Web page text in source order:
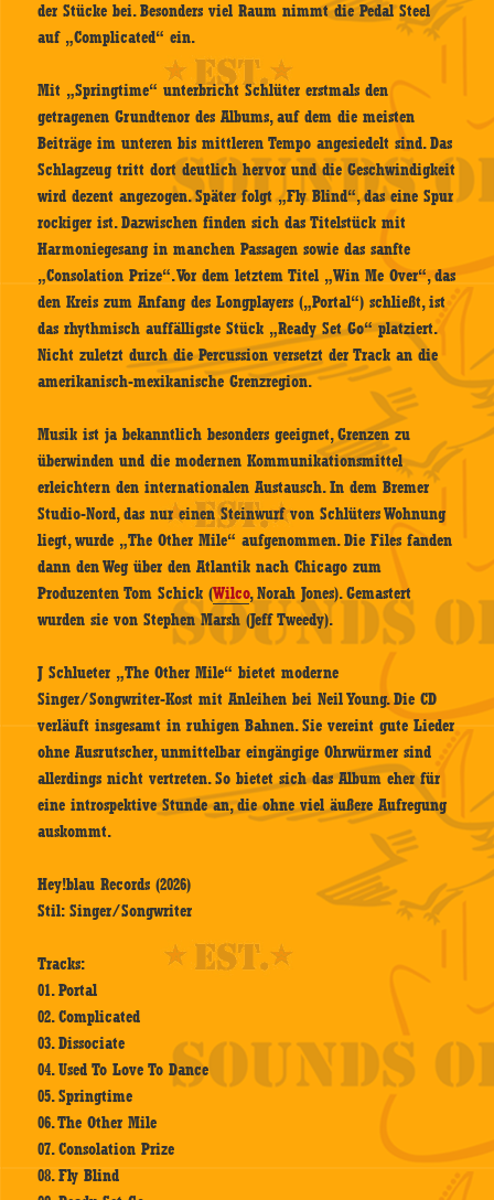
der Stücke bei. Besonders viel Raum nimmt die Pedal Steel
auf „Complicated“ ein.
Mit „Springtime“ unterbricht Schlüter erstmals den
getragenen Grundtenor des Albums, auf dem die meisten
Beiträge im unteren bis mittleren Tempo angesiedelt sind. Das
Schlagzeug tritt dort deutlich hervor und die Geschwindigkeit
wird dezent angezogen. Später folgt „Fly Blind“, das eine Spur
rockiger ist. Dazwischen finden sich das Titelstück mit
Harmoniegesang in manchen Passagen sowie das sanfte
„Consolation Prize“. Vor dem letztem Titel „Win Me Over“, das
den Kreis zum Anfang des Longplayers („Portal“) schließt, ist
das rhythmisch auffälligste Stück „Ready Set Go“ platziert.
Nicht zuletzt durch die Percussion versetzt der Track an die
amerikanisch-mexikanische Grenzregion.
Musik ist ja bekanntlich besonders geeignet, Grenzen zu
überwinden und die modernen Kommunikationsmittel
erleichtern den internationalen Austausch. In dem Bremer
Studio-Nord, das nur einen Steinwurf von Schlüters Wohnung
liegt, wurde „The Other Mile“ aufgenommen. Die Files fanden
dann den Weg über den Atlantik nach Chicago zum
Produzenten Tom Schick (Wilco, Norah Jones). Gemastert
wurden sie von Stephen Marsh (Jeff Tweedy).
J Schlueter „The Other Mile“ bietet moderne
Singer/Songwriter-Kost mit Anleihen bei Neil Young. Die CD
verläuft insgesamt in ruhigen Bahnen. Sie vereint gute Lieder
ohne Ausrutscher, unmittelbar eingängige Ohrwürmer sind
allerdings nicht vertreten. So bietet sich das Album eher für
eine introspektive Stunde an, die ohne viel äußere Aufregung
auskommt.
Hey!blau Records (2026)
Stil: Singer/Songwriter
Tracks:
01. Portal
02. Complicated
03. Dissociate
04. Used To Love To Dance
05. Springtime
06. The Other Mile
07. Consolation Prize
08. Fly Blind